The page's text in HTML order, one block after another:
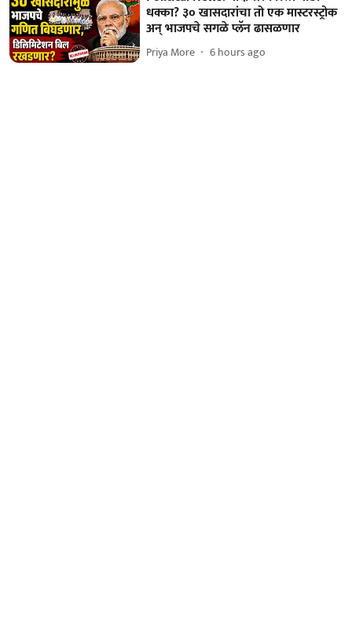
धक्का? ३० खासदारांचा तो एक मास्टरस्ट्रोक
अन् भाजपचे सगळे प्लॅन ढासळणार
Priya More 6 hours ago